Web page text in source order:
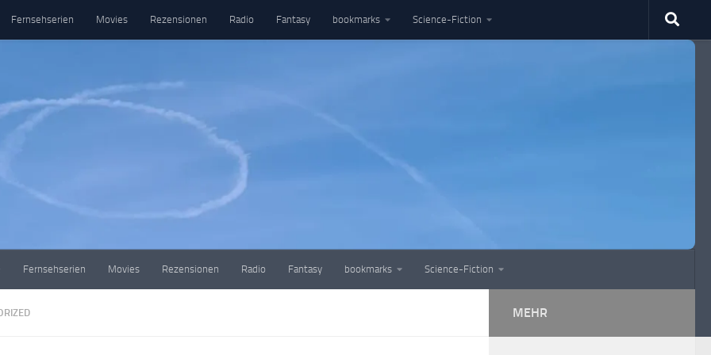
Fernsehserien Movies Rezensionen Radio Fantasy bookmarks Science-Fiction
Fernsehserien Movies Rezensionen Radio Fantasy bookmarks Science-Fiction
MEHR